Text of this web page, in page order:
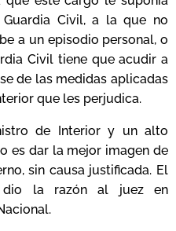
Civil, a la que no
a un episodio personal, o
Civil tiene que acudir a
de las medidas aplicadas
que les perjudica.
de Interior y un alto
es dar la mejor imagen de
sin causa justificada. El
dio la razón al juez en